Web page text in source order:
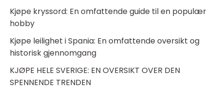
Kjøpe kryssord: En omfattende guide til en populær
hobby
Kjøpe leilighet i Spania: En omfattende oversikt og
historisk gjennomgang
KJØPE HELE SVERIGE: EN OVERSIKT OVER DEN
SPENNENDE TRENDEN